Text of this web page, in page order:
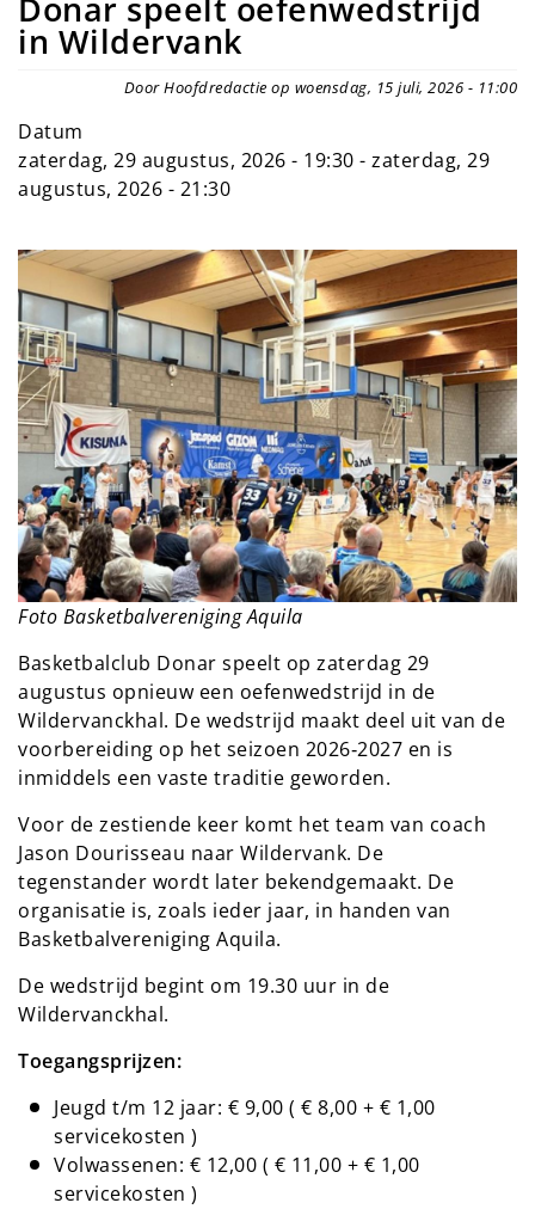
Donar speelt oefenwedstrijd
in Wildervank
Door Hoofdredactie op woensdag, 15 juli, 2026 - 11:00
Datum
zaterdag, 29 augustus, 2026 - 19:30 - zaterdag, 29
augustus, 2026 - 21:30
Foto Basketbalvereniging Aquila
Basketbalclub Donar speelt op zaterdag 29
augustus opnieuw een oefenwedstrijd in de
Wildervanckhal. De wedstrijd maakt deel uit van de
voorbereiding op het seizoen 2026‑2027 en is
inmiddels een vaste traditie geworden.
Voor de zestiende keer komt het team van coach
Jason Dourisseau naar Wildervank. De
tegenstander wordt later bekendgemaakt. De
organisatie is, zoals ieder jaar, in handen van
Basketbalvereniging Aquila.
De wedstrijd begint om 19.30 uur in de
Wildervanckhal.
Toegangsprijzen:
Jeugd t/m 12 jaar: € 9,00 ( € 8,00 + € 1,00
servicekosten )
Volwassenen: € 12,00 ( € 11,00 + € 1,00
servicekosten )